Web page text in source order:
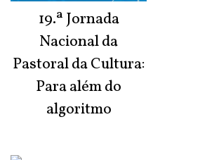
19.ª Jornada
Nacional da
Pastoral da Cultura:
Para além do
algoritmo